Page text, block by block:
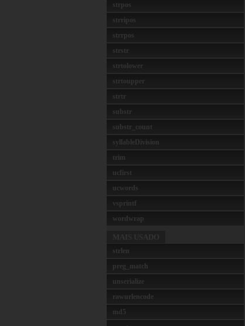
strpos
strripos
strrpos
strstr
strtolower
strtoupper
strtr
substr
substr_count
syllableDivision
trim
ucfirst
ucwords
vsprintf
wordwrap
strlen
preg_match
unserialize
rawurlencode
md5